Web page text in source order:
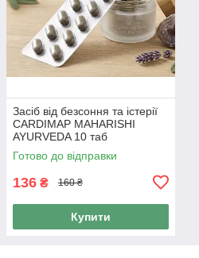
Засіб від безсоння та істерії
CARDIMAP MAHARISHI
AYURVEDA 10 таб
Готово до відправки
136 ₴ 160 ₴
Купити